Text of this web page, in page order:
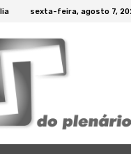
sexta-feira, agosto 7,